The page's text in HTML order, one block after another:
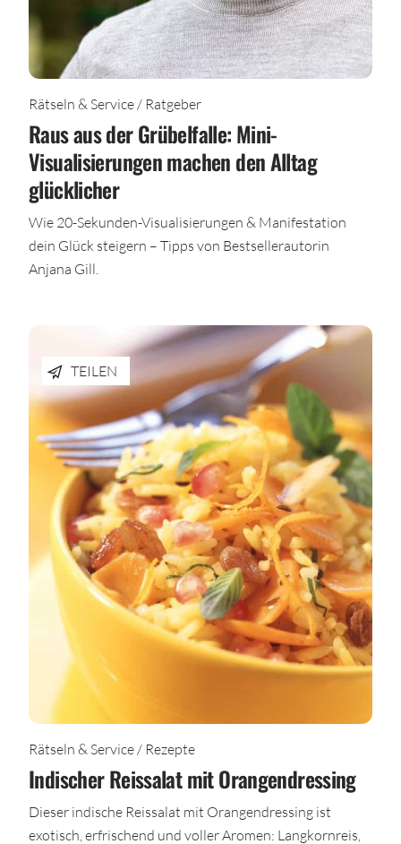
Rätseln & Service / Ratgeber
Raus aus der Grübelfalle: Mini-
Visualisierungen machen den Alltag
glücklicher
Wie 20-Sekunden-Visualisierungen & Manifestation
dein Glück steigern – Tipps von Bestsellerautorin
Anjana Gill.
TEILEN
Rätseln & Service / Rezepte
Indischer Reissalat mit Orangendressing
Dieser indische Reissalat mit Orangendressing ist
exotisch, erfrischend und voller Aromen: Langkornreis,